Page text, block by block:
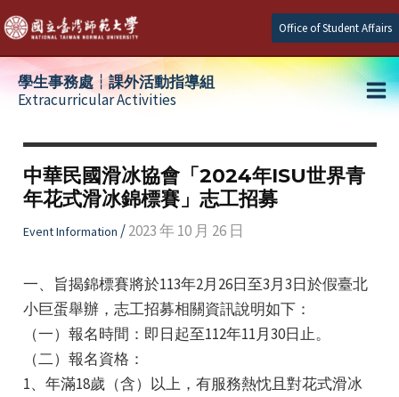
Skip
to
content
Office of Student Affairs
學生事務處┆課外活動指導組
Extracurricular Activities
中華民國滑冰協會「2024年ISU世界青
年花式滑冰錦標賽」志工招募
Event Information /2023 年 10 月 26 日
一、旨揭錦標賽將於113年2月26日至3月3日於假臺北
小巨蛋舉辦，志工招募相關資訊說明如下：
（一）報名時間：​即日起至112年11月30日止。
（二）報名資格：​
1、年滿18歲（含）以上，有服務熱忱且對花式滑冰